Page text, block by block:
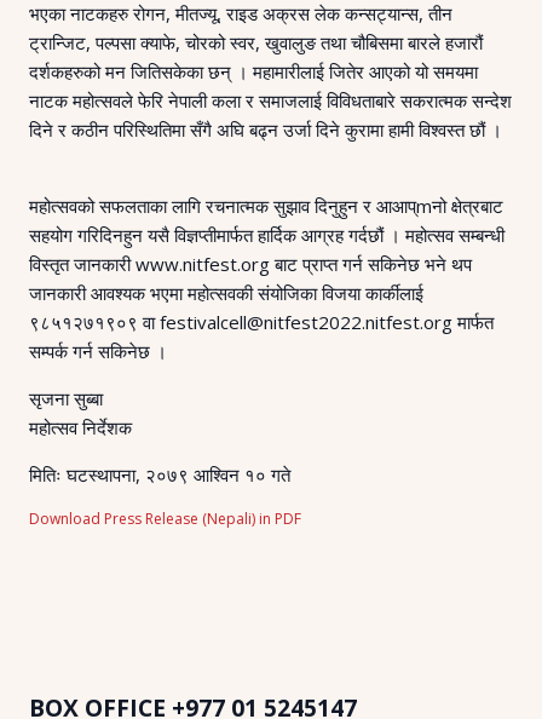
भएका नाटकहरु रोगन, मीतज्यू, राइड अक्रस लेक कन्सट्यान्स, तीन
ट्रान्जिट, पल्पसा क्याफे, चोरको स्वर, खुवालुङ तथा चौबिसमा बारले हजारौं
दर्शकहरुको मन जितिसकेका छन् । महामारीलाई जितेर आएको यो समयमा
नाटक महोत्सवले फेरि नेपाली कला र समाजलाई विविधताबारे सकरात्मक सन्देश
दिने र कठीन परिस्थितिमा सँगै अघि बढ्न उर्जा दिने कुरामा हामी विश्वस्त छौं ।
महोत्सवको सफलताका लागि रचनात्मक सुझाव दिनुहुन र आआप्mनो क्षेत्रबाट
सहयोग गरिदिनहुन यसै विज्ञप्तीमार्फत हार्दिक आग्रह गर्दछौं । महोत्सव सम्बन्धी
विस्तृत जानकारी www.nitfest.org बाट प्राप्त गर्न सकिनेछ भने थप
जानकारी आवश्यक भएमा महोत्सवकी संयोजिका विजया कार्कीलाई
९८५१२७१९०९ वा festivalcell@nitfest2022.nitfest.org मार्फत
सम्पर्क गर्न सकिनेछ ।
सृजना सुब्बा
महोत्सव निर्देशक
मितिः घटस्थापना, २०७९ आश्विन १० गते
Download Press Release (Nepali) in PDF
BOX OFFICE +977 01 5245147